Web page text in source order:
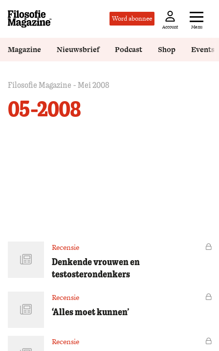
Word abonnee
Account Menu
Magazine Nieuwsbrief Podcast Shop Events
Filosofie Magazine - Mei 2008
05-2008
Recensie
Denkende vrouwen en
testosterondenkers
Recensie
‘Alles moet kunnen’
Recensie